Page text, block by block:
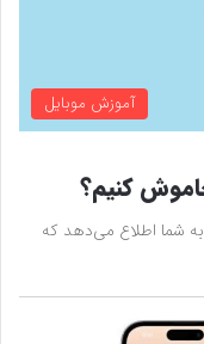
آموزش موبایل
کنیم؟
شما اطلاع می‌دهد که